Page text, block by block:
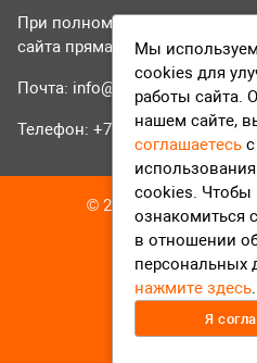
При полном или частичном
сайта прямая гиперссылка на
Почта: info@tvr24.tv
Телефон: +7 (496) 551-04-95
© 2016-2023 ТВР24
Мы
cookies для
работы сайта.
нашем сайте,
соглашаетесь
cookies. Чтобы
ознакомиться
в отношении
персональных
нажмите здесь.
Я